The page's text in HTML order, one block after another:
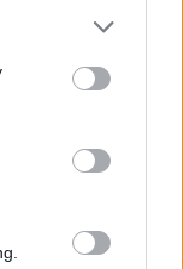
or more Google
You may click to
party tags to
in below Google